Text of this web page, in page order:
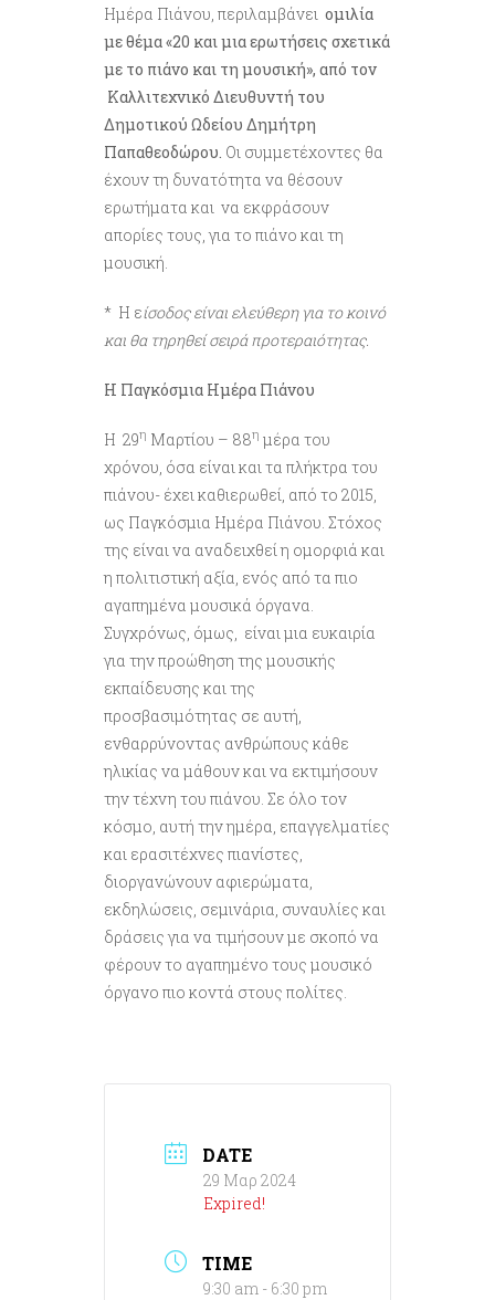
Ημέρα Πιάνου, περιλαμβάνει ομιλία
με θέμα «20 και μια ερωτήσεις σχετικά
με το πιάνο και τη μουσική», από τον
Καλλιτεχνικό Διευθυντή του
Δημοτικού Ωδείου Δημήτρη
Παπαθεοδώρου. Οι συμμετέχοντες θα
έχουν τη δυνατότητα να θέσουν
ερωτήματα και να εκφράσουν
απορίες τους, για το πιάνο και τη
μουσική.
* Η είσοδος είναι ελεύθερη για το κοινό
και θα τηρηθεί σειρά προτεραιότητας.
Η Παγκόσμια Ημέρα Πιάνου
Η 29η Μαρτίου – 88η μέρα του
χρόνου, όσα είναι και τα πλήκτρα του
πιάνου- έχει καθιερωθεί, από το 2015,
ως Παγκόσμια Ημέρα Πιάνου. Στόχος
της είναι να αναδειχθεί η ομορφιά και
η πολιτιστική αξία, ενός από τα πιο
αγαπημένα μουσικά όργανα.
Συγχρόνως, όμως, είναι μια ευκαιρία
για την προώθηση της μουσικής
εκπαίδευσης και της
προσβασιμότητας σε αυτή,
ενθαρρύνοντας ανθρώπους κάθε
ηλικίας να μάθουν και να εκτιμήσουν
την τέχνη του πιάνου. Σε όλο τον
κόσμο, αυτή την ημέρα, επαγγελματίες
και ερασιτέχνες πιανίστες,
διοργανώνουν αφιερώματα,
εκδηλώσεις, σεμινάρια, συναυλίες και
δράσεις για να τιμήσουν με σκοπό να
φέρουν το αγαπημένο τους μουσικό
όργανο πιο κοντά στους πολίτες.
DATE
29 Μαρ 2024
Expired!
TIME
9:30 am - 6:30 pm